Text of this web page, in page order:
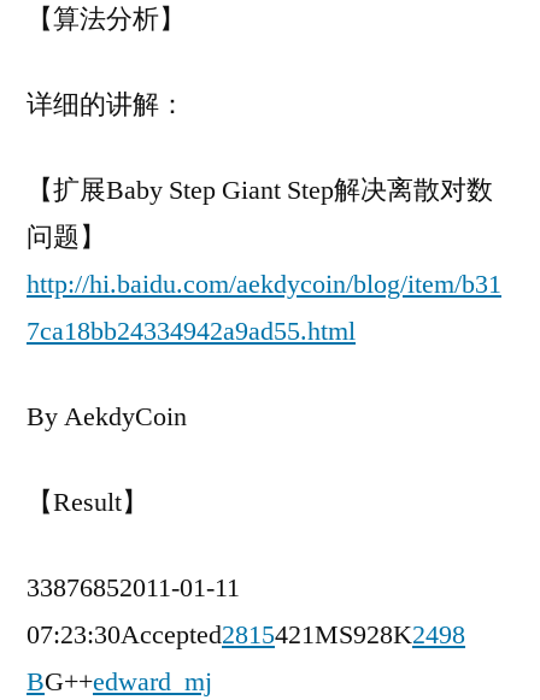
【算法分析】
详细的讲解：
【扩展Baby Step Giant Step解决离散对数
问题】
http://hi.baidu.com/aekdycoin/blog/item/b31
7ca18bb24334942a9ad55.html
By AekdyCoin
【Result】
33876852011-01-11
07:23:30Accepted2815421MS928K2498
BG++edward_mj